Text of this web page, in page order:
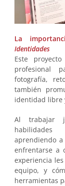
La
Identidades
Este
profesional
fotografía,
también
identidad libre
Al trabajar
aprendiendo
enfrentarse a
experiencia
equipo, y
herramientas